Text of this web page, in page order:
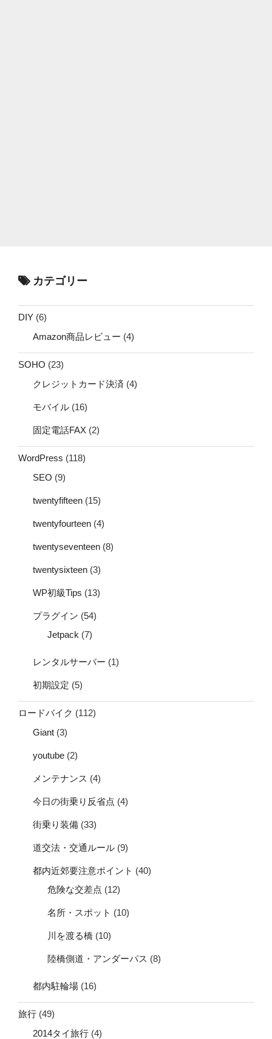
カテゴリー
DIY (6)
Amazon商品レビュー (4)
SOHO (23)
クレジットカード決済 (4)
モバイル (16)
固定電話FAX (2)
WordPress (118)
SEO (9)
twentyfifteen (15)
twentyfourteen (4)
twentyseventeen (8)
twentysixteen (3)
WP初級Tips (13)
プラグイン (54)
Jetpack (7)
レンタルサーバー (1)
初期設定 (5)
ロードバイク (112)
Giant (3)
youtube (2)
メンテナンス (4)
今日の街乗り反省点 (4)
街乗り装備 (33)
道交法・交通ルール (9)
都内近郊要注意ポイント (40)
危険な交差点 (12)
名所・スポット (10)
川を渡る橋 (10)
陸橋側道・アンダーパス (8)
都内駐輪場 (16)
旅行 (49)
2014タイ旅行 (4)